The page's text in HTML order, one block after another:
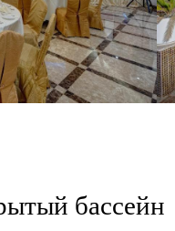
бассейн